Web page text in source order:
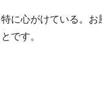
に心がけている。
です。